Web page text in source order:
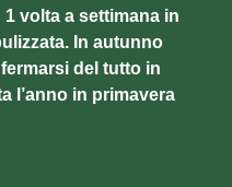
1 volta a settimana in
In autunno
del tutto in
l’anno in primavera